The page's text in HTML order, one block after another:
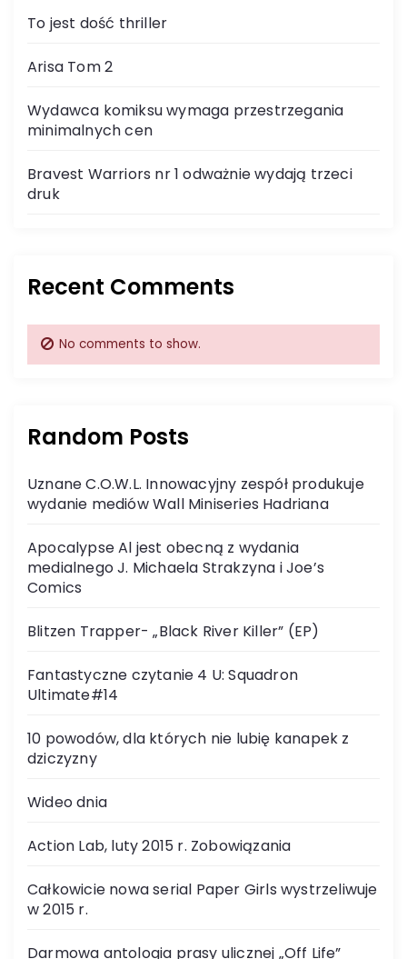
g
t
n
To jest dość thriller
Arisa Tom 2
Wydawca komiksu wymaga przestrzegania
minimalnych cen
Bravest Warriors nr 1 odważnie wydają trzeci
druk
Recent Comments
No comments to show.
Random Posts
Uznane C.O.W.L. Innowacyjny zespół produkuje
wydanie mediów Wall Miniseries Hadriana
Apocalypse Al jest obecną z wydania
medialnego J. Michaela Strakzyna i Joe’s
Comics
Blitzen Trapper- „Black River Killer” (EP)
Fantastyczne czytanie 4 U: Squadron
Ultimate#14
10 powodów, dla których nie lubię kanapek z
dziczyzny
Wideo dnia
Action Lab, luty 2015 r. Zobowiązania
Całkowicie nowa serial Paper Girls wystrzeliwuje
w 2015 r.
Darmowa antologia prasy ulicznej „Off Life”